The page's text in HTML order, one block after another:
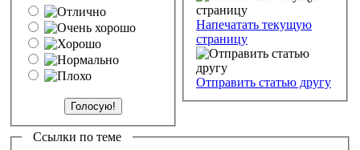
Напечатать текущую
страницу
Отправить статью другу
Ссылки по теме